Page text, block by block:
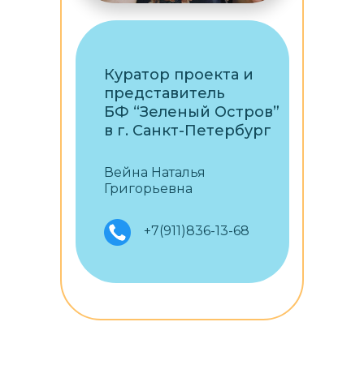
Вейна Наталья
Григорьевна
Куратор проекта и
представитель
БФ “Зеленый Остров”
в г. Санкт-Петербург
+7(911)836-13-68